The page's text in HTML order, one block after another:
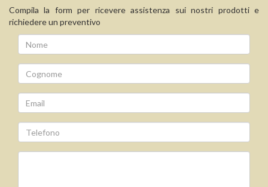
Compila la form per ricevere assistenza sui nostri prodotti e
richiedere un preventivo